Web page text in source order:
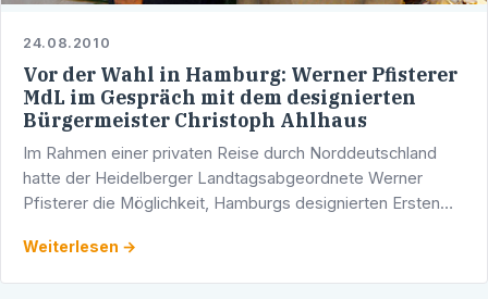
24.08.2010
Vor der Wahl in Hamburg: Werner Pfisterer
MdL im Gespräch mit dem designierten
Bürgermeister Christoph Ahlhaus
Im Rahmen einer privaten Reise durch Norddeutschland
hatte der Heidelberger Landtagsabgeordnete Werner
Pfisterer die Möglichkeit, Hamburgs designierten Ersten
…
Weiterlesen →